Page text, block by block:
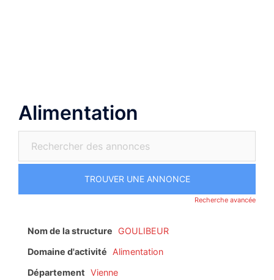
Alimentation
Recherche avancée
Nom de la structure
GOULIBEUR
Domaine d'activité
Alimentation
Département Vienne